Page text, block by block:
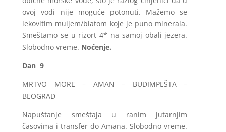
ovoj vodi nije moguće potonuti. Mažemo se
lekovitim muljem/blatom koje je puno minerala.
Smeštamo se u rizort 4* na samoj obali jezera.
Slobodno vreme. Noćenje.
Dan 9
MRTVO MORE – AMAN – BUDIMPEŠTA –
BEOGRAD
Napuštanje smeštaja u ranim jutarnjim
časovima i transfer do Amana. Slobodno vreme.